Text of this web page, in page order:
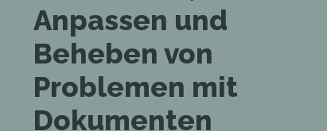
Anpassen und
Beheben von
Problemen mit
Dokumenten